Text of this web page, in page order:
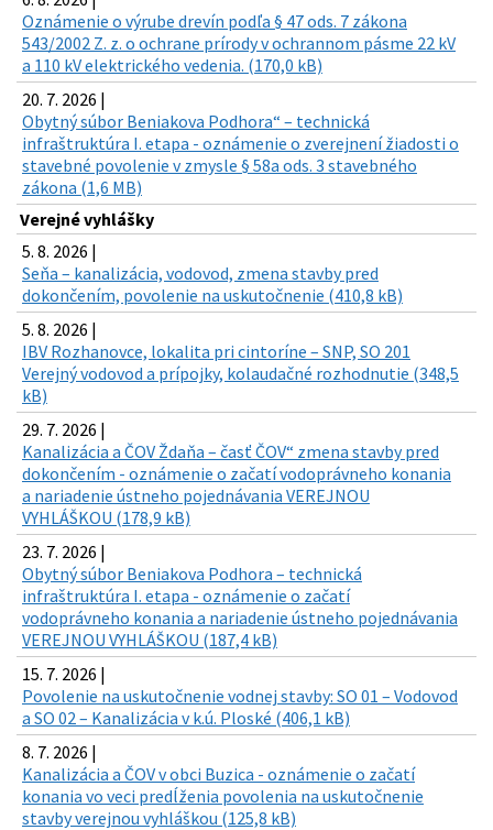
Oznámenie o výrube drevín podľa § 47 ods. 7 zákona
543/2002 Z. z. o ochrane prírody v ochrannom pásme 22 kV
a 110 kV elektrického vedenia. (170,0 kB)
20. 7. 2026 |
Obytný súbor Beniakova Podhora“ – technická
infraštruktúra I. etapa - oznámenie o zverejnení žiadosti o
stavebné povolenie v zmysle § 58a ods. 3 stavebného
zákona (1,6 MB)
Verejné vyhlášky
5. 8. 2026 |
Seňa – kanalizácia, vodovod, zmena stavby pred
dokončením, povolenie na uskutočnenie (410,8 kB)
5. 8. 2026 |
IBV Rozhanovce, lokalita pri cintoríne – SNP, SO 201
Verejný vodovod a prípojky, kolaudačné rozhodnutie (348,5
kB)
29. 7. 2026 |
Kanalizácia a ČOV Ždaňa – časť ČOV“ zmena stavby pred
dokončením - oznámenie o začatí vodoprávneho konania
a nariadenie ústneho pojednávania VEREJNOU
VYHLÁŠKOU (178,9 kB)
23. 7. 2026 |
Obytný súbor Beniakova Podhora – technická
infraštruktúra I. etapa - oznámenie o začatí
vodoprávneho konania a nariadenie ústneho pojednávania
VEREJNOU VYHLÁŠKOU (187,4 kB)
15. 7. 2026 |
Povolenie na uskutočnenie vodnej stavby: SO 01 – Vodovod
a SO 02 – Kanalizácia v k.ú. Ploské (406,1 kB)
8. 7. 2026 |
Kanalizácia a ČOV v obci Buzica - oznámenie o začatí
konania vo veci predĺženia povolenia na uskutočnenie
stavby verejnou vyhláškou (125,8 kB)